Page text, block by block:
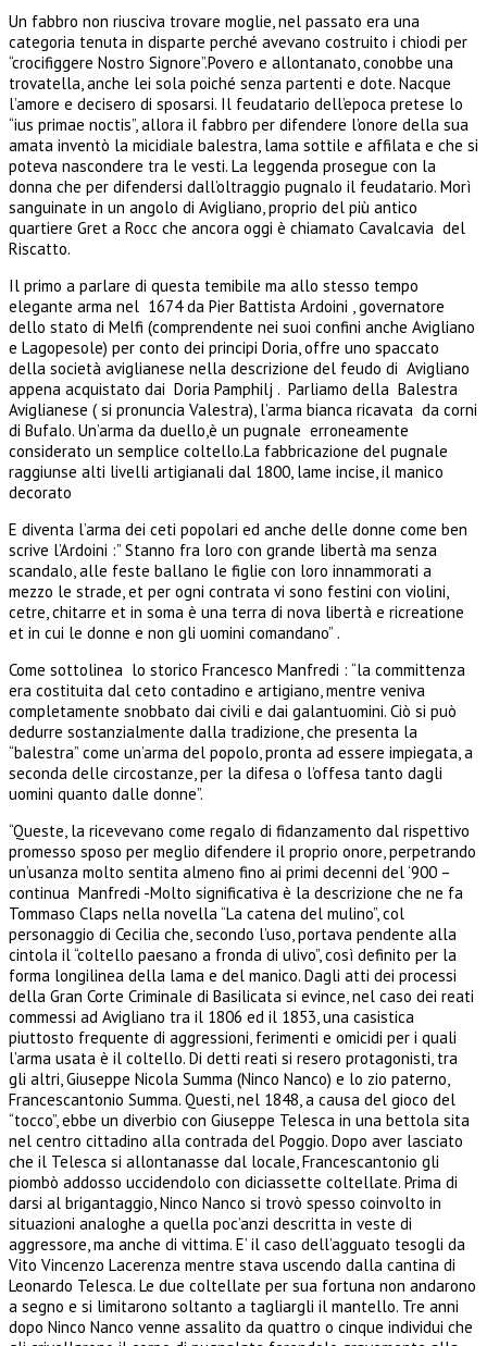
Un fabbro non riusciva trovare moglie, nel passato era una
categoria tenuta in disparte perché avevano costruito i chiodi per
“crocifiggere Nostro Signore”.Povero e allontanato, conobbe una
trovatella, anche lei sola poiché senza partenti e dote. Nacque
l’amore e decisero di sposarsi. Il feudatario dell’epoca pretese lo
“ius primae noctis”, allora il fabbro per difendere l’onore della sua
amata inventò la micidiale balestra, lama sottile e affilata e che si
poteva nascondere tra le vesti. La leggenda prosegue con la
donna che per difendersi dall’oltraggio pugnalo il feudatario. Morì
sanguinate in un angolo di Avigliano, proprio del più antico
quartiere Gret a Rocc che ancora oggi è chiamato Cavalcavia del
Riscatto.
Il primo a parlare di questa temibile ma allo stesso tempo
elegante arma nel 1674 da Pier Battista Ardoini , governatore
dello stato di Melfi (comprendente nei suoi confini anche Avigliano
e Lagopesole) per conto dei principi Doria, offre uno spaccato
della società aviglianese nella descrizione del feudo di Avigliano
appena acquistato dai Doria Pamphilj . Parliamo della Balestra
Aviglianese ( si pronuncia Valestra), l’arma bianca ricavata da corni
di Bufalo. Un’arma da duello,è un pugnale erroneamente
considerato un semplice coltello.La fabbricazione del pugnale
raggiunse alti livelli artigianali dal 1800, lame incise, il manico
decorato
E diventa l’arma dei ceti popolari ed anche delle donne come ben
scrive l’Ardoini :” Stanno fra loro con grande libertà ma senza
scandalo, alle feste ballano le figlie con loro innammorati a
mezzo le strade, et per ogni contrata vi sono festini con violini,
cetre, chitarre et in soma è una terra di nova libertà e ricreatione
et in cui le donne e non gli uomini comandano” .
Come sottolinea lo storico Francesco Manfredi : “la committenza
era costituita dal ceto contadino e artigiano, mentre veniva
completamente snobbato dai civili e dai galantuomini. Ciò si può
dedurre sostanzialmente dalla tradizione, che presenta la
“balestra” come un’arma del popolo, pronta ad essere impiegata, a
seconda delle circostanze, per la difesa o l’offesa tanto dagli
uomini quanto dalle donne”.
“Queste, la ricevevano come regalo di fidanzamento dal rispettivo
promesso sposo per meglio difendere il proprio onore, perpetrando
un’usanza molto sentita almeno fino ai primi decenni del ‘900 –
continua Manfredi -Molto significativa è la descrizione che ne fa
Tommaso Claps nella novella “La catena del mulino”, col
personaggio di Cecilia che, secondo l’uso, portava pendente alla
cintola il “coltello paesano a fronda di ulivo”, così definito per la
forma longilinea della lama e del manico. Dagli atti dei processi
della Gran Corte Criminale di Basilicata si evince, nel caso dei reati
commessi ad Avigliano tra il 1806 ed il 1853, una casistica
piuttosto frequente di aggressioni, ferimenti e omicidi per i quali
l’arma usata è il coltello. Di detti reati si resero protagonisti, tra
gli altri, Giuseppe Nicola Summa (Ninco Nanco) e lo zio paterno,
Francescantonio Summa. Questi, nel 1848, a causa del gioco del
“tocco”, ebbe un diverbio con Giuseppe Telesca in una bettola sita
nel centro cittadino alla contrada del Poggio. Dopo aver lasciato
che il Telesca si allontanasse dal locale, Francescantonio gli
piombò addosso uccidendolo con diciassette coltellate. Prima di
darsi al brigantaggio, Ninco Nanco si trovò spesso coinvolto in
situazioni analoghe a quella poc’anzi descritta in veste di
aggressore, ma anche di vittima. E’ il caso dell’agguato tesogli da
Vito Vincenzo Lacerenza mentre stava uscendo dalla cantina di
Leonardo Telesca. Le due coltellate per sua fortuna non andarono
a segno e si limitarono soltanto a tagliargli il mantello. Tre anni
dopo Ninco Nanco venne assalito da quattro o cinque individui che